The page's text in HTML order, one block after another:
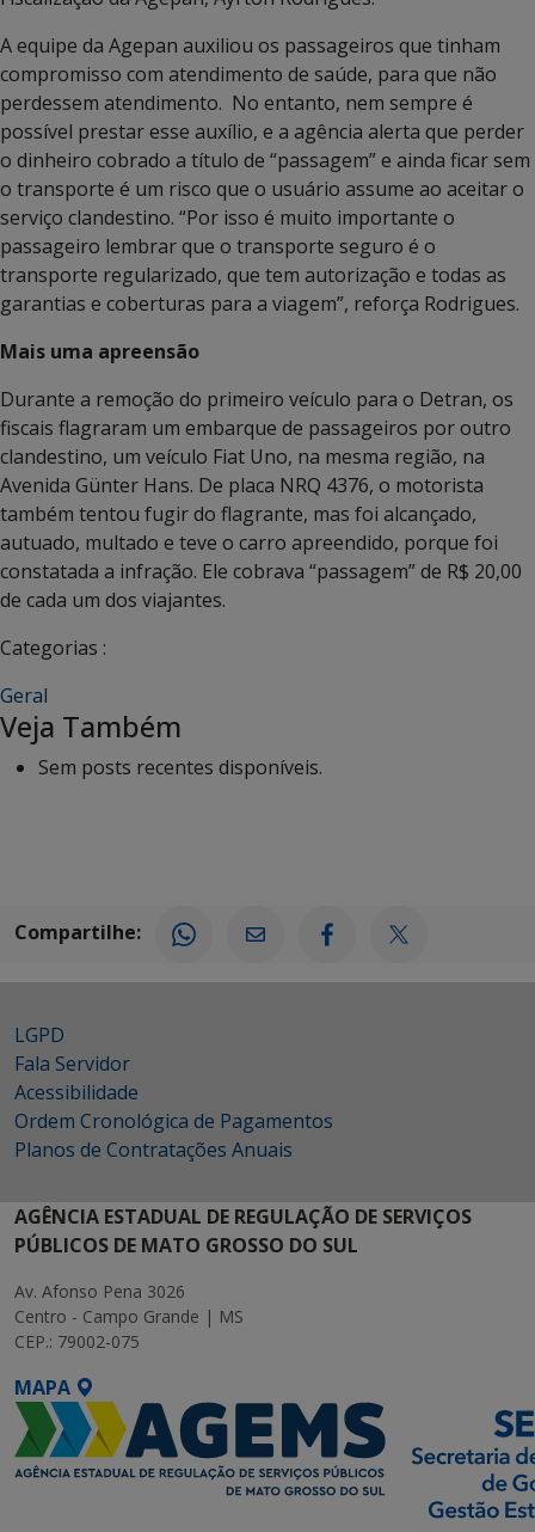
A equipe da Agepan auxiliou os passageiros que tinham
compromisso com atendimento de saúde, para que não
perdessem atendimento. No entanto, nem sempre é
possível prestar esse auxílio, e a agência alerta que perder
o dinheiro cobrado a título de “passagem” e ainda ficar sem
o transporte é um risco que o usuário assume ao aceitar o
serviço clandestino. “Por isso é muito importante o
passageiro lembrar que o transporte seguro é o
transporte regularizado, que tem autorização e todas as
garantias e coberturas para a viagem”, reforça Rodrigues.
Mais uma apreensão
Durante a remoção do primeiro veículo para o Detran, os
fiscais flagraram um embarque de passageiros por outro
clandestino, um veículo Fiat Uno, na mesma região, na
Avenida Günter Hans. De placa NRQ 4376, o motorista
também tentou fugir do flagrante, mas foi alcançado,
autuado, multado e teve o carro apreendido, porque foi
constatada a infração. Ele cobrava “passagem” de R$ 20,00
de cada um dos viajantes.
Categorias :
Geral
Veja Também
Sem posts recentes disponíveis.
Compartilhe:
LGPD
Fala Servidor
Acessibilidade
Ordem Cronológica de Pagamentos
Planos de Contratações Anuais
AGÊNCIA ESTADUAL DE REGULAÇÃO DE SERVIÇOS
PÚBLICOS DE MATO GROSSO DO SUL
Av. Afonso Pena 3026
Centro - Campo Grande | MS
CEP.: 79002-075
MAPA